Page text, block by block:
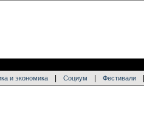
и экономика Социум Фестивали